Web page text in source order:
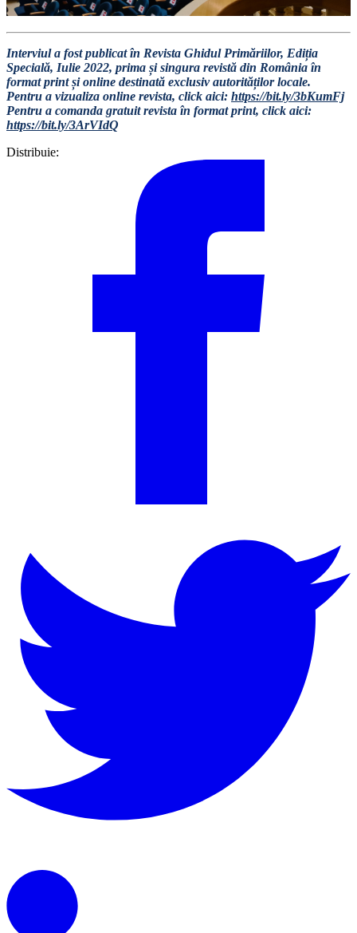
Interviul a fost publicat în Revista Ghidul Primăriilor, Ediția
Specială, Iulie 2022, prima și singura revistă din România în
format print și online destinată exclusiv autorităților locale.
Pentru a vizualiza online revista, click aici: https://bit.ly/3bKumFj
Pentru a comanda gratuit revista în format print, click aici:
https://bit.ly/3ArVIdQ
Distribuie: